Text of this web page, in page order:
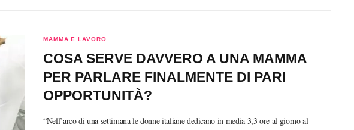
MAMMA E LAVORO
COSA SERVE DAVVERO A UNA MAMMA
PER PARLARE FINALMENTE DI PARI
OPPORTUNITÀ?
“Nell’arco di una settimana le donne italiane dedicano in media 3,3 ore al giorno al